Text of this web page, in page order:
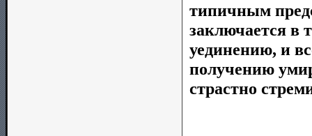
типичным
заключается в
уединению, и
получению
страстно